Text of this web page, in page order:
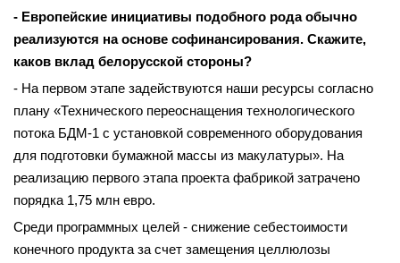
- Европейские инициативы подобного рода обычно
реализуются на основе софинансирования. Скажите,
каков вклад белорусской стороны?
- На первом этапе задействуются наши ресурсы согласно
плану «Технического переоснащения технологического
потока БДМ-1 с установкой современного оборудования
для подготовки бумажной массы из макулатуры». На
реализацию первого этапа проекта фабрикой затрачено
порядка 1,75 млн евро.
Среди программных целей - снижение себестоимости
конечного продукта за счет замещения целлюлозы